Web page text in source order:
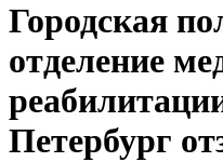
Городская
отделение
Петербург